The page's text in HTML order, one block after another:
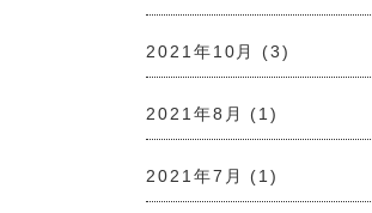
2021年10月 (3)
2021年8月 (1)
2021年7月 (1)